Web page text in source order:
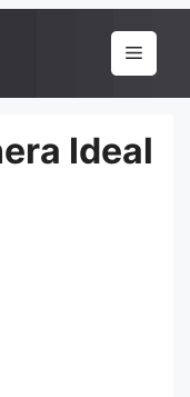
Menu
Ideal